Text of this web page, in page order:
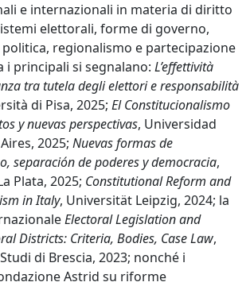
e internazionali in materia di diritto
elettorali, forme di governo,
regionalismo e partecipazione
i principali si segnalano: L’effettività
tra tutela degli elettori e responsabilità
di Pisa, 2025; El Constitucionalismo
y nuevas perspectivas, Universidad
2025; Nuevas formas de
separación de poderes y democracia,
Plata, 2025; Constitutional Reform and
in Italy, Universität Leipzig, 2024; la
Electoral Legislation and
Districts: Criteria, Bodies, Case Law,
di Brescia, 2023; nonché i
Astrid su riforme